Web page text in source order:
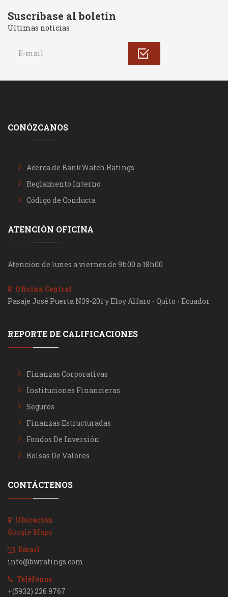
Suscríbase al boletín
Últimas noticias
CONÓZCANOS
Acerca de BankWatch Ratings
Reglamento Interno
Código de Conducta
ATENCIÓN OFICINA
Atención de lunes a viernes de 9h00 a 18h00
Oficina Central
Pasaje José Puerta N39-201 y Eloy Alfaro - Quito - Ecuador
REPORTE DE CALIFICACIONES
Finanzas Corporativas
Instituciones Financieras
Seguros
Finanzas Estructuradas
Fondos De Inversión
Bolsas De Valores
CONTÁCTENOS
Ubicación
Google Maps
Email
info@bwratings.com
Teléfonos
+(5932) 226 9767